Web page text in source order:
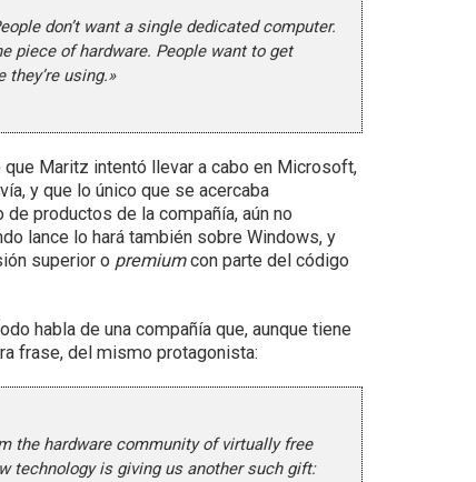
don’t want a single dedicated computer.
piece of hardware. People want to get
using.»
Maritz intentó llevar a cabo en Microsoft,
y que lo único que se acercaba
productos de la compañía, aún no
lance lo hará también sobre Windows, y
superior o premiumcon parte del código
habla de una compañía que, aunque tiene
frase, del mismo protagonista:
the hardware community of virtually free
technology is giving us another such gift: